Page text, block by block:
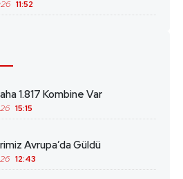
11:52
1.817 Kombine Var
15:15
Avrupa’da Güldü
12:43